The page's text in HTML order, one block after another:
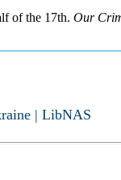
of the 17th.Our
| LibNAS